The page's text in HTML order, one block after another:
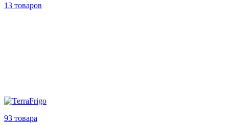
13 товаров
93 товара